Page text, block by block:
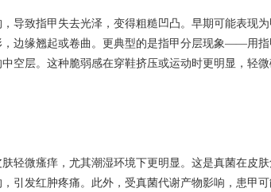
致指甲失去光泽，变得粗糙凹凸。早期可能表现为
边缘翘起或卷曲。更典型的是指甲分层现象——用
空层。这种脆弱感在穿鞋挤压或运动时更明显，轻
微瘙痒，尤其潮湿环境下更明显。这是真菌在皮肤
引发红肿疼痛。此外，受真菌代谢产物影响，患甲可